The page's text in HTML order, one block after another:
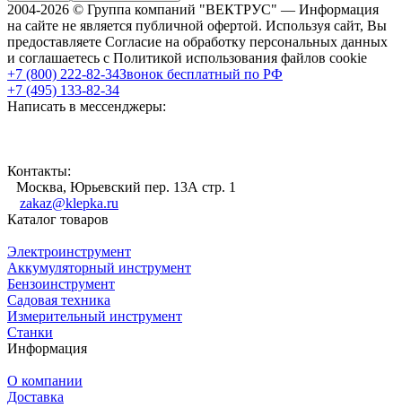
2004-2026 © Группа компаний "ВЕКТРУС" — Информация
на сайте не является публичной офертой. Используя сайт, Вы
предоставляете Согласие на обработку персональных данных
и соглашаетесь с Политикой использования файлов cookie
+7 (800) 222-82-34Звонок бесплатный по РФ
+7 (495) 133-82-34
Написать в мессенджеры:
Контакты:
Москва, Юрьевский пер. 13А стр. 1
zakaz@klepka.ru
Каталог товаров
Электроинструмент
Аккумуляторный инструмент
Бензоинструмент
Садовая техника
Измерительный инструмент
Станки
Информация
О компании
Доставка